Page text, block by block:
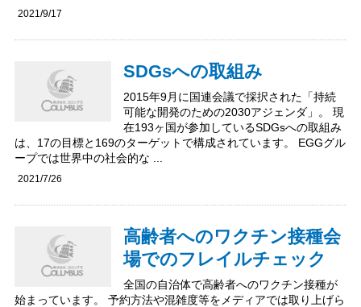
2021/9/17
SDGsへの取組み
2015年9月に国連会議で採択された「持続
可能な開発のための2030アジェンダ」。 現
在193ヶ国が参加しているSDGsへの取組み
は、17の目標と169のターゲットで構成されています。 EGGグル
ープでは世界中の社会的な ...
2021/7/26
高齢者へのワクチン接種会
場でのフレイルチェック
全国の自治体で高齢者へのワクチン接種が
始まっています。 予約方法や混雑度等をメディアでは取り上げら